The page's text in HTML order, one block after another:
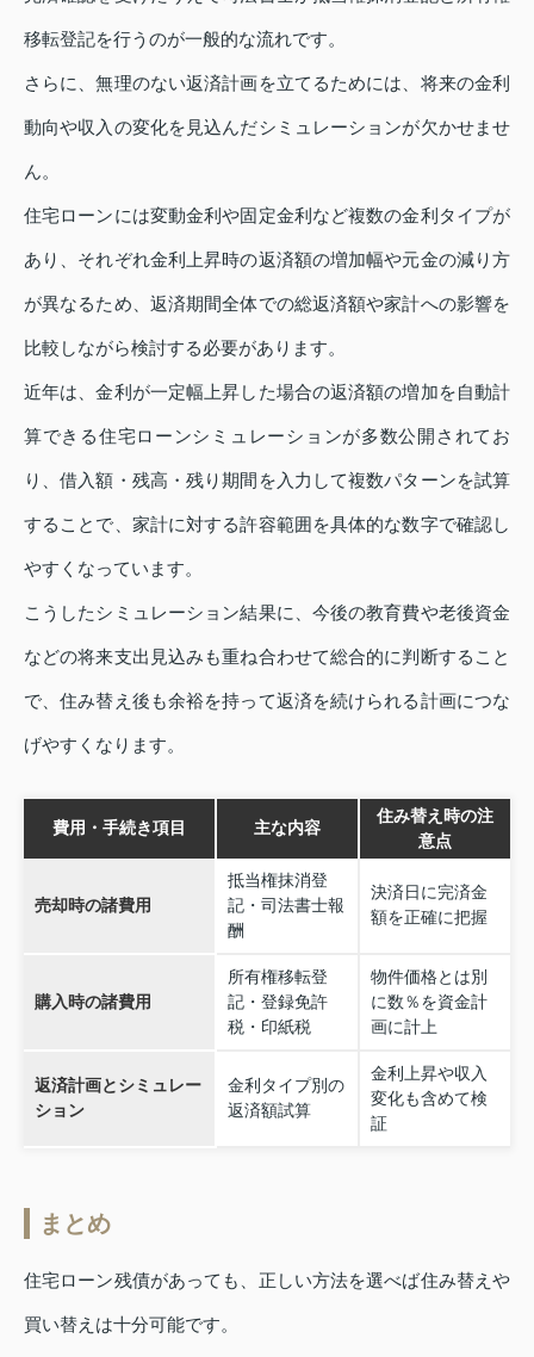
移転登記を行うのが一般的な流れです。
さらに、無理のない返済計画を立てるためには、将来の金利
動向や収入の変化を見込んだシミュレーションが欠かせませ
ん。
住宅ローンには変動金利や固定金利など複数の金利タイプが
あり、それぞれ金利上昇時の返済額の増加幅や元金の減り方
が異なるため、返済期間全体での総返済額や家計への影響を
比較しながら検討する必要があります。
近年は、金利が一定幅上昇した場合の返済額の増加を自動計
算できる住宅ローンシミュレーションが多数公開されてお
り、借入額・残高・残り期間を入力して複数パターンを試算
することで、家計に対する許容範囲を具体的な数字で確認し
やすくなっています。
こうしたシミュレーション結果に、今後の教育費や老後資金
などの将来支出見込みも重ね合わせて総合的に判断すること
で、住み替え後も余裕を持って返済を続けられる計画につな
げやすくなります。
費用・手続き項目 主な内容
住み替え時の注
意点
売却時の諸費用
抵当権抹消登
記・司法書士報
酬
決済日に完済金
額を正確に把握
購入時の諸費用
所有権移転登
記・登録免許
税・印紙税
物件価格とは別
に数％を資金計
画に計上
返済計画とシミュレー
ション
金利タイプ別の
返済額試算
金利上昇や収入
変化も含めて検
証
まとめ
住宅ローン残債があっても、正しい方法を選べば住み替えや
買い替えは十分可能です。